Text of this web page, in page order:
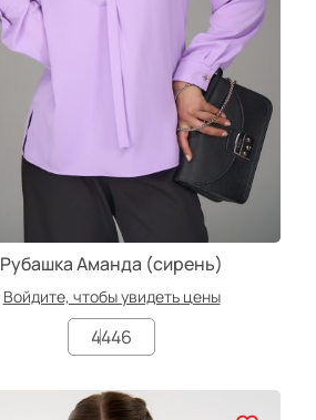
Рубашка Аманда (сирень)
Войдите, чтобы увидеть цены
4446